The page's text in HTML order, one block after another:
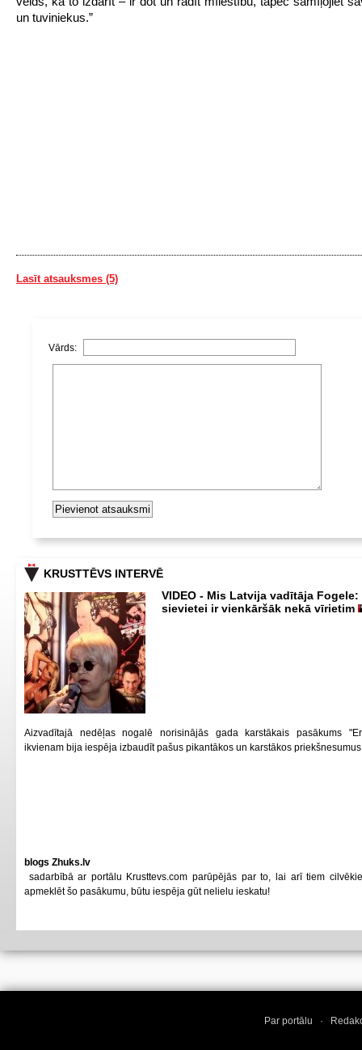
un tuviniekus.”
Lasīt atsauksmes (5)
Vārds:
KRUSTTĒVS INTERVĒ
VIDEO - Mis Latvija vadītāja
sievietei ir vienkāršāk nekā vīrietim
Aizvadītajā nedēļas nogalē norisinājās gada karstākais pasākums
ikvienam bija iespēja izbaudīt pašus pikantākos un karstākos
blogs Zhuks.lv
sadarbībā ar portālu Krusttevs.com parūpējās par to, lai arī tiem
apmeklēt šo pasākumu, būtu iespēja gūt nelielu ieskatu!
Par portālu ·